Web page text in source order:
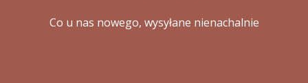
Co u nas nowego, wysyłane nienachalnie